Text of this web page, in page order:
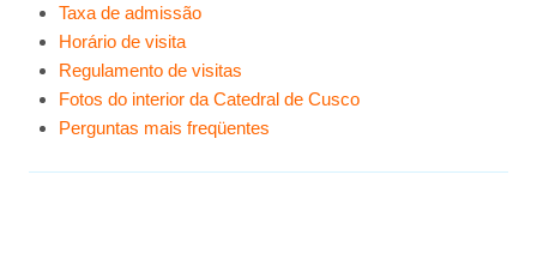
Taxa de admissão
Horário de visita
Regulamento de visitas
Fotos do interior da Catedral de Cusco
Perguntas mais freqüentes